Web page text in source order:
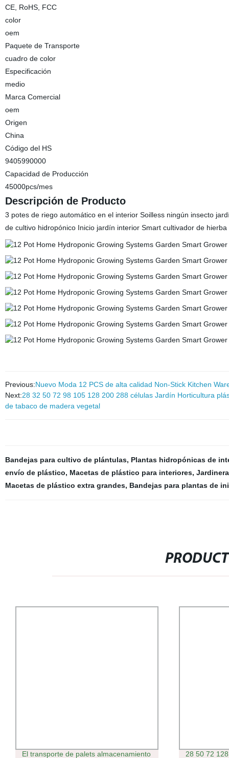
CE, RoHS, FCC
color
oem
Paquete de Transporte
cuadro de color
Especificación
medio
Marca Comercial
oem
Origen
China
Código del HS
9405990000
Capacidad de Producción
45000pcs/mes
Descripción de Producto
3 potes de riego automático en el interior Soilless ningún insecto
de cultivo hidropónico Inicio jardín interior Smart cultivador de
Previous:Nuevo Moda 12 PCS de alta calidad Non-Stick Kitchen
Next:28 32 50 72 98 105 128 200 288 células Jardín Horticultura
de tabaco de madera vegetal
Bandejas para cultivo de plántulas, Plantas hidropónicas de
envío de plástico, Macetas de plástico para interiores,
Macetas de plástico extra grandes, Bandejas para plantas de
El transporte de palets almacenamiento 28 50 72